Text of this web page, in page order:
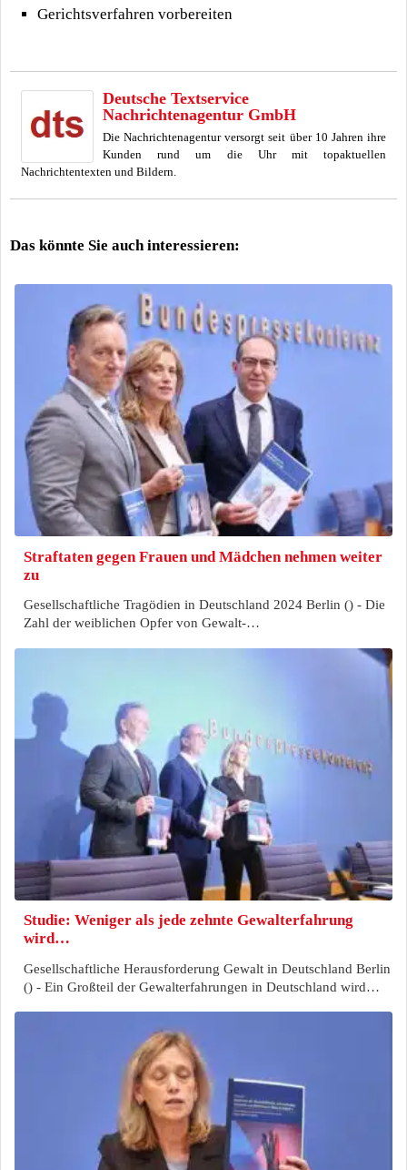
Gerichtsverfahren vorbereiten
Deutsche Textservice
Nachrichtenagentur GmbH
Die Nachrichtenagentur versorgt seit über 10 Jahren ihre
Kunden rund um die Uhr mit topaktuellen
Nachrichtentexten und Bildern.
Das könnte Sie auch interessieren:
Straftaten gegen Frauen und Mädchen nehmen weiter
zu
Gesellschaftliche Tragödien in Deutschland 2024 Berlin () - Die
Zahl der weiblichen Opfer von Gewalt-…
Studie: Weniger als jede zehnte Gewalterfahrung
wird…
Gesellschaftliche Herausforderung Gewalt in Deutschland Berlin
() - Ein Großteil der Gewalterfahrungen in Deutschland wird…